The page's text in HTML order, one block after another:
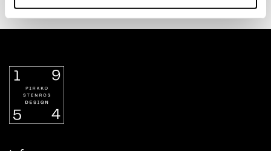
yhteydessä
verkosta